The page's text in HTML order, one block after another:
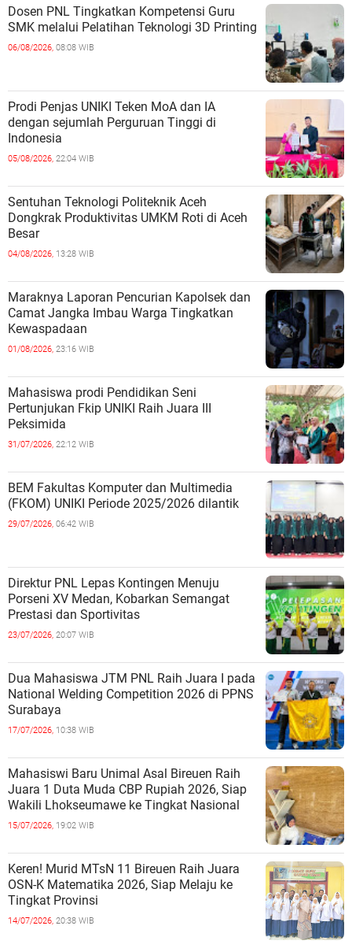
Dosen PNL Tingkatkan Kompetensi Guru
SMK melalui Pelatihan Teknologi 3D Printing
06/08/2026, 08:08 WIB
Prodi Penjas UNIKI Teken MoA dan IA
dengan sejumlah Perguruan Tinggi di
Indonesia
05/08/2026, 22:04 WIB
Sentuhan Teknologi Politeknik Aceh
Dongkrak Produktivitas UMKM Roti di Aceh
Besar
04/08/2026, 13:28 WIB
Maraknya Laporan Pencurian Kapolsek dan
Camat Jangka Imbau Warga Tingkatkan
Kewaspadaan
01/08/2026, 23:16 WIB
Mahasiswa prodi Pendidikan Seni
Pertunjukan Fkip UNIKI Raih Juara III
Peksimida
31/07/2026, 22:12 WIB
BEM Fakultas Komputer dan Multimedia
(FKOM) UNIKI Periode 2025/2026 dilantik
29/07/2026, 06:42 WIB
Direktur PNL Lepas Kontingen Menuju
Porseni XV Medan, Kobarkan Semangat
Prestasi dan Sportivitas
23/07/2026, 20:07 WIB
Dua Mahasiswa JTM PNL Raih Juara I pada
National Welding Competition 2026 di PPNS
Surabaya
17/07/2026, 10:38 WIB
Mahasiswi Baru Unimal Asal Bireuen Raih
Juara 1 Duta Muda CBP Rupiah 2026, Siap
Wakili Lhokseumawe ke Tingkat Nasional
15/07/2026, 19:02 WIB
Keren! Murid MTsN 11 Bireuen Raih Juara
OSN-K Matematika 2026, Siap Melaju ke
Tingkat Provinsi
14/07/2026, 20:38 WIB